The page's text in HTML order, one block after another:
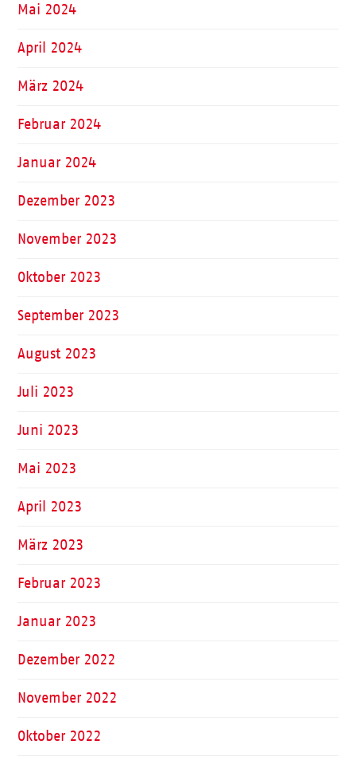
Mai 2024
April 2024
März 2024
Februar 2024
Januar 2024
Dezember 2023
November 2023
Oktober 2023
September 2023
August 2023
Juli 2023
Juni 2023
Mai 2023
April 2023
März 2023
Februar 2023
Januar 2023
Dezember 2022
November 2022
Oktober 2022